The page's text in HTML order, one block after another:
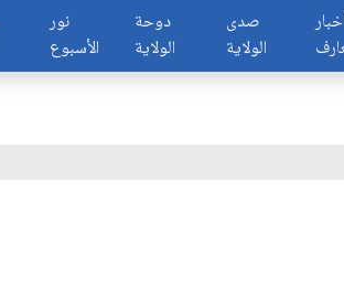
نور
الأسبوع
دوحة
الولاية
صدى
الولاية